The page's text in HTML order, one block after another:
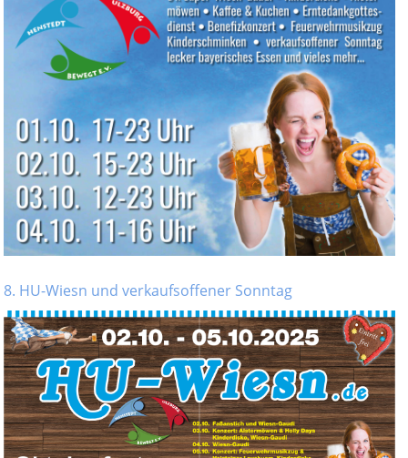
8. HU-Wiesn und verkaufsoffener Sonntag